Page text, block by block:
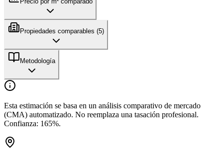
Propiedades comparables (5)
Metodología
Esta estimación se basa en un análisis comparativo de mercado
(CMA) automatizado. No reemplaza una tasación profesional.
Confianza: 165%.